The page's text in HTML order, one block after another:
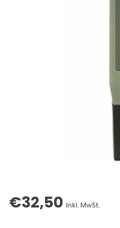
€32,50 Inkl. MwSt.